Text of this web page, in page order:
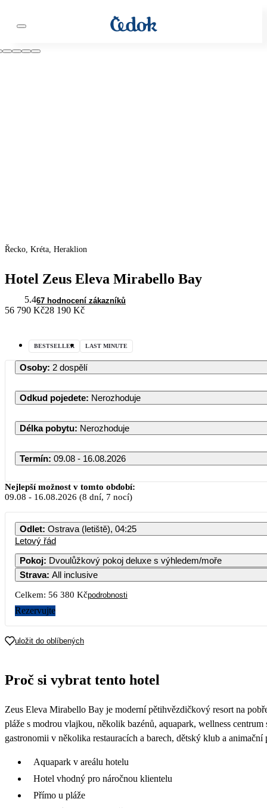
Řecko, Kréta, Heraklion
Hotel Zeus Eleva Mirabello Bay
5.467 hodnocení zákazníků
56 790 Kč28 190 Kč
BESTSELLER LAST MINUTE
Osoby: 2 dospělí
Odkud pojedete: Nerozhoduje
Délka pobytu: Nerozhoduje
Termín: 09.08 - 16.08.2026
Nejlepší možnost v tomto období:
09.08 - 16.08.2026 (8 dní, 7 nocí)
Odlet: Ostrava (letiště), 04:25
Letový řád
Pokoj: Dvoulůžkový pokoj deluxe s výhledem/moře
Strava: All inclusive
Celkem: 56 380 Kčpodrobnosti
Rezervujte
uložit do oblíbených
Proč si vybrat tento hotel
Zeus Eleva Mirabello Bay je moderní pětihvězdičkový resort na
pláže s modrou vlajkou, několik bazénů, aquapark, wellness
gastronomii v několika restauracích a barech, dětský klub a
Aquapark v areálu hotelu
Hotel vhodný pro náročnou klientelu
Přímo u pláže